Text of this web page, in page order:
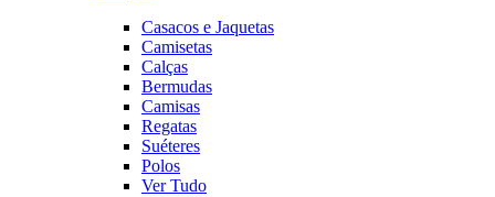
Casacos e Jaquetas
Camisetas
Calças
Bermudas
Camisas
Regatas
Suéteres
Polos
Ver Tudo